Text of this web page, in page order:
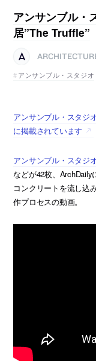
アンサンブル・
居”The Truffle”
アンサンブル・スタジオ
アンサンブル・スタジ
に掲載されています
アンサンブル・スタジ
などが42枚、
コンクリートを流し込
作プロセスの動画。